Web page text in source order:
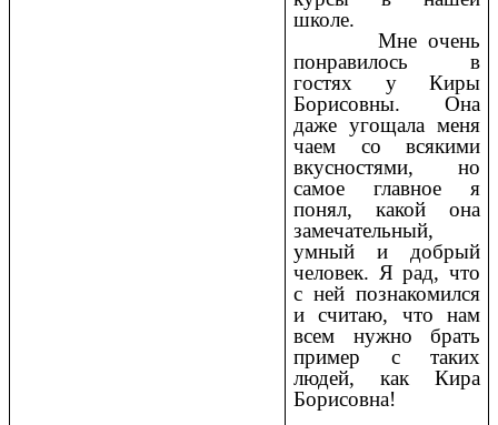
школе.
Мне очень
понравилось в
гостях у Киры
Борисовны. Она
даже угощала меня
чаем со всякими
вкусностями, но
самое главное я
понял, какой она
замечательный,
умный и добрый
человек. Я рад, что
с ней познакомился
и считаю, что нам
всем нужно брать
пример с таких
людей, как Кира
Борисовна!